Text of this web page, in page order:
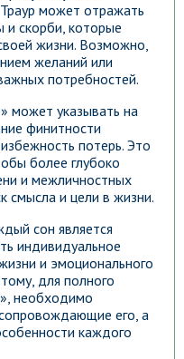
может отражать
и скорби, которые
жизни. Возможно,
желаний или
потребностей.
может указывать на
финитности
потерь. Это
более глубоко
и межличностных
смысла и цели в жизни.
сон является
индивидуальное
и эмоционального
для полного
необходимо
его, а
каждого